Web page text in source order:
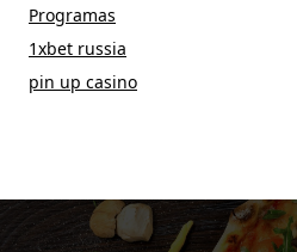
Programas
1xbet russia
pin up casino